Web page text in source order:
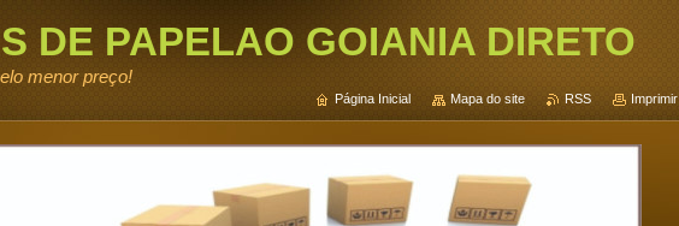
DE PAPELAO GOIANIA DIRETO
menor preço!
Página Inicial Mapa do site RSS Imprimir